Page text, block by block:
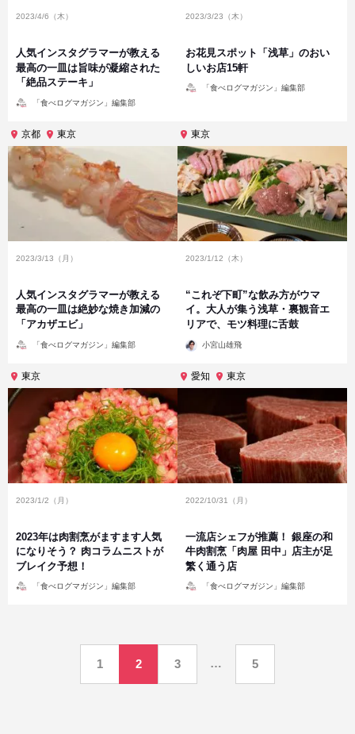
2023/4/6（木）
人気インスタグラマーが教える
最高の一皿は旨味が凝縮された
「絶品ステーキ」
「食べログマガジン」編集部
2023/3/23（木）
お花見スポット「浅草」のおい
しいお店15軒
「食べログマガジン」編集部
京都 東京
2023/3/13（月）
人気インスタグラマーが教える
最高の一皿は絶妙な焼き加減の
「アカザエビ」
「食べログマガジン」編集部
東京
2023/1/12（木）
“これぞ下町”な飲み方がウマ
イ。大人が集う浅草・裏観音エ
リアで、モツ料理に舌鼓
投
稿
小宮山雄飛
東京
2023/1/2（月）
2023年は肉割烹がますます人気
になりそう？ 肉コラムニストが
ブレイク予想！
「食べログマガジン」編集部
愛知 東京
2022/10/31（月）
一流店シェフが推薦！ 銀座の和
牛肉割烹「肉屋 田中」店主が足
繁く通う店
「食べログマガジン」編集部
1 2 3 … 5